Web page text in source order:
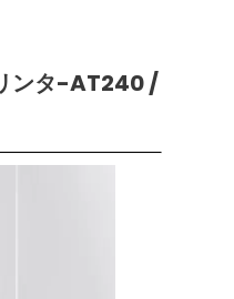
ンタ-AT240 /